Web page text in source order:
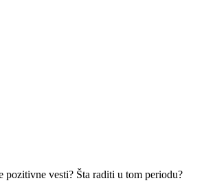
pozitivne vesti? Šta raditi u tom periodu?